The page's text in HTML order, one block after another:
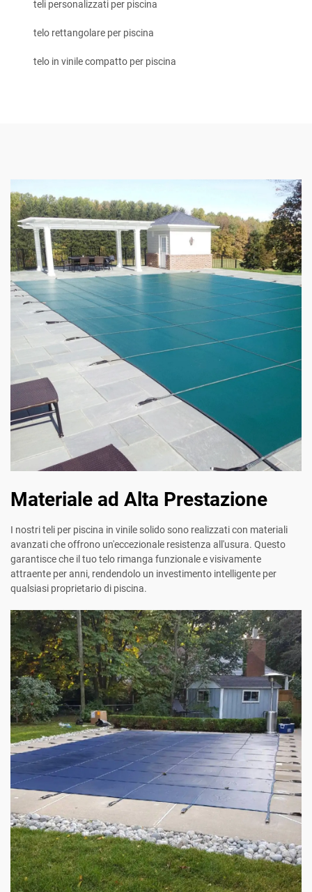
teli personalizzati per piscina
telo rettangolare per piscina
telo in vinile compatto per piscina
Materiale ad Alta Prestazione
I nostri teli per piscina in vinile solido sono realizzati con materiali
avanzati che offrono un'eccezionale resistenza all'usura. Questo
garantisce che il tuo telo rimanga funzionale e visivamente
attraente per anni, rendendolo un investimento intelligente per
qualsiasi proprietario di piscina.